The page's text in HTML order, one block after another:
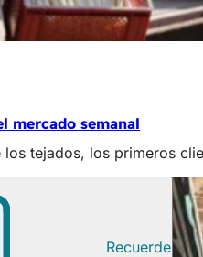
mercado semanal
tejados, los primeros
Recuerde